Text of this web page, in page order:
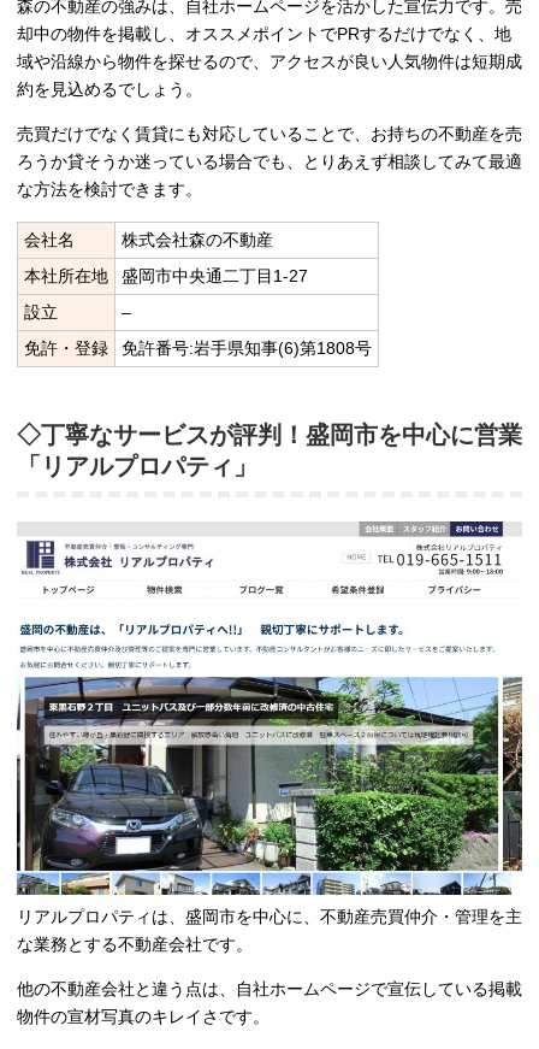
森の不動産の強みは、自社ホームページを活かした宣伝力です。売
却中の物件を掲載し、オススメポイントでPRするだけでなく、地
域や沿線から物件を探せるので、アクセスが良い人気物件は短期成
約を見込めるでしょう。
売買だけでなく賃貸にも対応していることで、お持ちの不動産を売
ろうか貸そうか迷っている場合でも、とりあえず相談してみて最適
な方法を検討できます。
会社名
株式会社森の不動産
本社所在地
盛岡市中央通二丁目1-27
設立
–
免許・登録
免許番号:岩手県知事(6)第1808号
◇丁寧なサービスが評判！盛岡市を中心に営業
「リアルプロパティ」
リアルプロパティは、盛岡市を中心に、不動産売買仲介・管理を主
な業務とする不動産会社です。
他の不動産会社と違う点は、自社ホームページで宣伝している掲載
物件の宣材写真のキレイさです。